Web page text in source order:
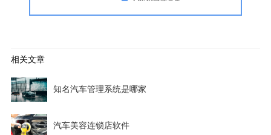
相关文章
知名汽车管理系统是哪家
汽车美容连锁店软件